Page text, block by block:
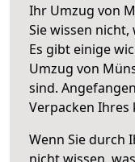
Ihr Umzug von
Sie wissen nicht,
Es gibt einige
Umzug von
sind.
Verpacken Ihres
Wenn Sie durch